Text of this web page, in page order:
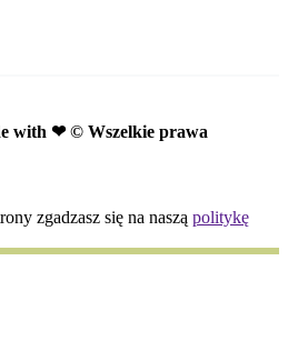
with ❤ © Wszelkie prawa
zgadzasz się na naszą politykę